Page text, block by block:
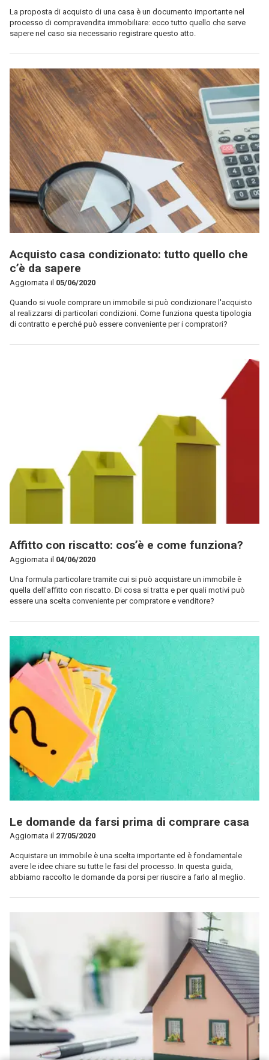
La proposta di acquisto di una casa è un documento importante nel
processo di compravendita immobiliare: ecco tutto quello che serve
sapere nel caso sia necessario registrare questo atto.
Acquisto casa condizionato: tutto quello che
c’è da sapere
Aggiornata il 05/06/2020
Quando si vuole comprare un immobile si può condizionare l'acquisto
al realizzarsi di particolari condizioni. Come funziona questa tipologia
di contratto e perché può essere conveniente per i compratori?
Affitto con riscatto: cos’è e come funziona?
Aggiornata il 04/06/2020
Una formula particolare tramite cui si può acquistare un immobile è
quella dell'affitto con riscatto. Di cosa si tratta e per quali motivi può
essere una scelta conveniente per compratore e venditore?
Le domande da farsi prima di comprare casa
Aggiornata il 27/05/2020
Acquistare un immobile è una scelta importante ed è fondamentale
avere le idee chiare su tutte le fasi del processo. In questa guida,
abbiamo raccolto le domande da porsi per riuscire a farlo al meglio.